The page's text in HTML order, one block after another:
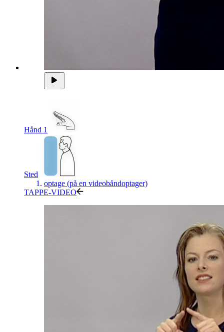
Hånd 1
Sted
optage (på en videobåndoptager)
TAPPE-VIDEO